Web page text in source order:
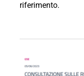
riferimento.